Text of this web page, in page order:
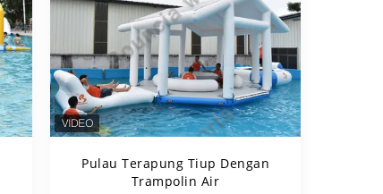
Pulau Terapung Tiup Dengan
Trampolin Air